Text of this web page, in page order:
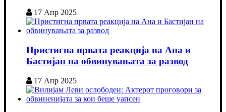
17 Апр 2025
Пристигна првата реакција на Ана и
Бастијан на обвинувањата за развод
17 Апр 2025